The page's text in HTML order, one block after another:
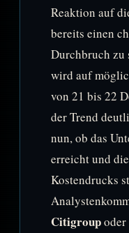
Reaktion auf
bereits einen
Durchbruch
wird auf
von 21 bis 22
der Trend
nun, ob das
erreicht und
Kostendrucks
Citigroupoder